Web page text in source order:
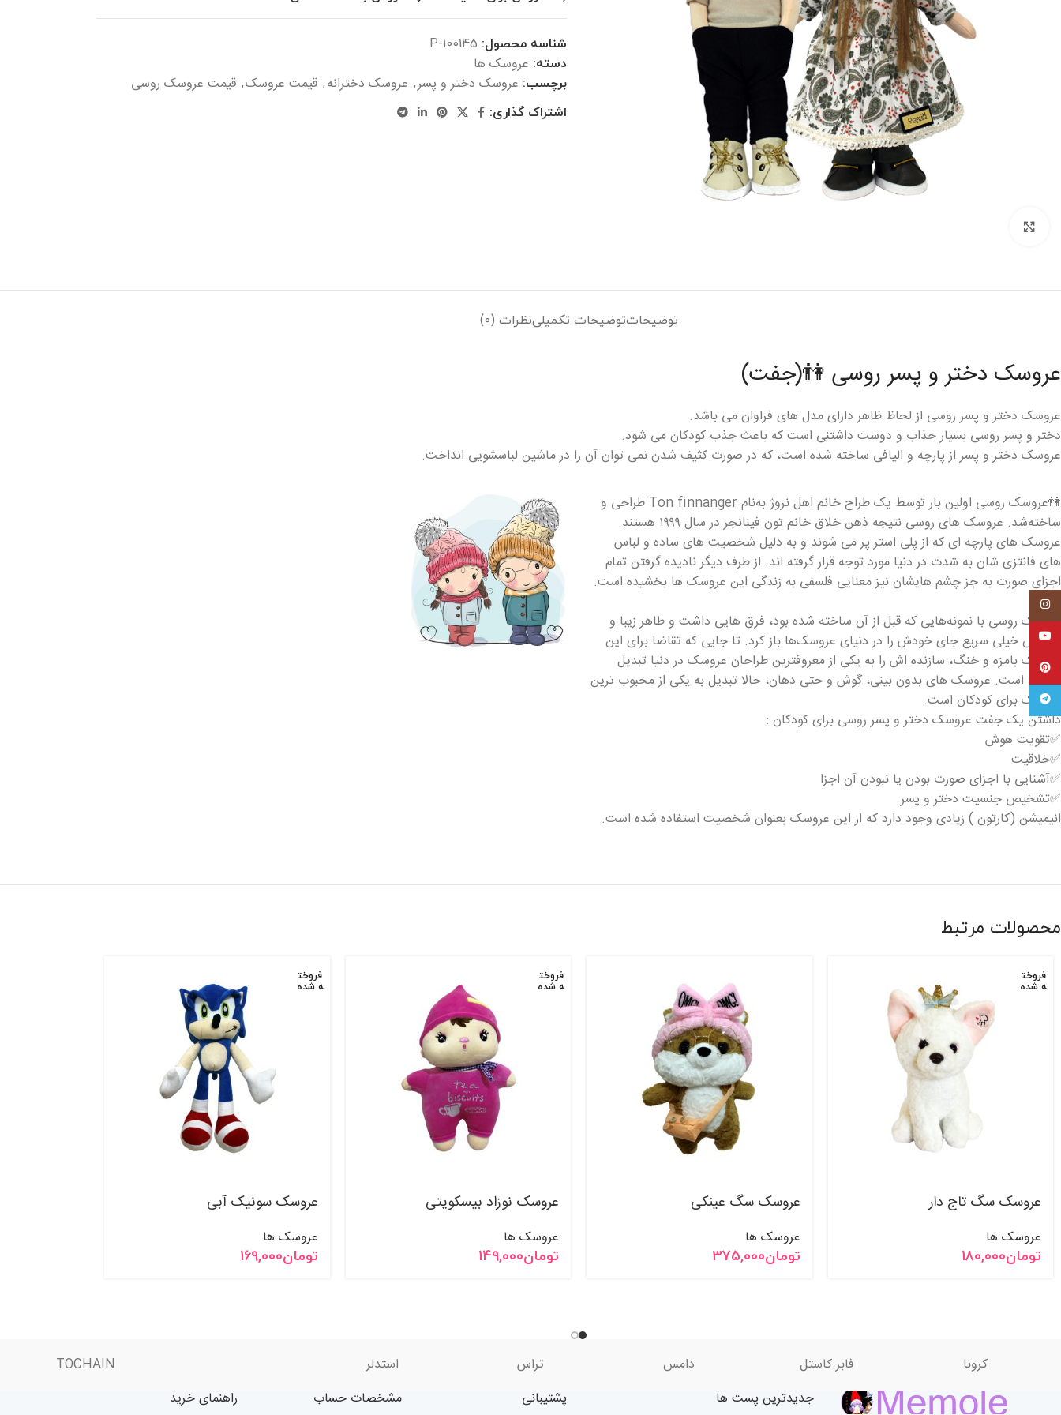
شناسه محصول: P-100145
دسته: عروسک ها
برچسب: عروسک دختر و پسر, عروسک دخترانه, قیمت عروسک, قیمت عروسک روسی
اشتراک گذاری:
توضیحاتتوضیحات تکمیلینظرات (0)
عروسک دختر و پسر روسی 👫(جفت)
عروسک دختر و پسر روسی از لحاظ ظاهر دارای مدل های فراوان می باشد.
دختر و پسر روسی بسیار جذاب و دوست داشتنی است که باعث جذب کودکان می شود.
عروسک دختر و پسر از پارچه و الیافی ساخته شده است، که در صورت کثیف شدن نمی توان آن را در ماشین لباسشویی انداخت.
👫عروسک روسی اولین بار توسط یک طراح خانم اهل نروژ به‌نام Ton finnanger طراحی و
ساخته‌شد. عروسک های روسی نتیجه ذهن خلاق خانم تون فینانجر در سال ۱۹۹۹ هستند.
عروسک های پارچه ای که از پلی استر پر می شوند و به دلیل شخصیت های ساده و لباس
های فانتزی شان به شدت در دنیا مورد توجه قرار گرفته اند. از طرف دیگر نادیده گرفتن تمام
اجزای صورت به جز چشم هایشان نیز معنایی فلسفی به زندگی این عروسک ها بخشیده است.
عروسک روسی با نمونه‌هایی که قبل از آن ساخته شده بود، فرق هایی داشت و ظاهر زیبا و
جذابش خیلی سریع جای خودش را در دنیای عروسک‌ها باز کرد. تا جایی که تقاضا برای این
عروسک بامزه و خنگ، سازنده اش را به یکی از معروفترین طراحان عروسک در دنیا تبدیل
ساخته است. عروسک های بدون بینی، گوش و حتی دهان، حالا تبدیل به یکی از محبوب ترین
عروسک برای کودکان است.
داشتن یک جفت عروسک دختر و پسر روسی برای کودکان :
✅تقویت هوش
✅خلاقیت
✅آشنایی با اجزای صورت بودن یا نبودن آن اجزا
✅تشخیص جنسیت دختر و پسر
انیمیشن (کارتون ) زیادی وجود دارد که از این عروسک بعنوان شخصیت استفاده شده است.
محصولات مرتبط
فروخت
ه شده
عروسک سگ تاج دار
عروسک ها
تومان180,000
عروسک سگ عینکی
عروسک ها
تومان375,000
فروخت
ه شده
عروسک نوزاد بیسکویتی
عروسک ها
تومان149,000
فروخت
ه شده
عروسک سونیک آبی
عروسک ها
تومان169,000
کرونا فابر کاستل دامس تراس استدلر
TOCHAIN
جدیدترین پست ها
پشتیبانی مشخصات حساب راهنمای خرید
یوتیوب
پینترست
تلگرام